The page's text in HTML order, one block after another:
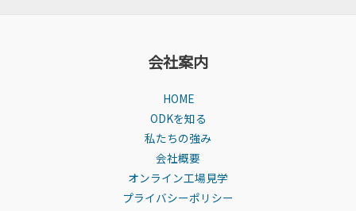
会社案内
HOME
ODKを知る
私たちの強み
会社概要
オンライン工場見学
プライバシーポリシー